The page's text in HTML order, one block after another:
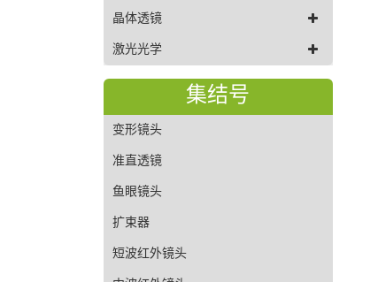
晶体透镜
激光光学
集结号
变形镜头
准直透镜
鱼眼镜头
扩束器
短波红外镜头